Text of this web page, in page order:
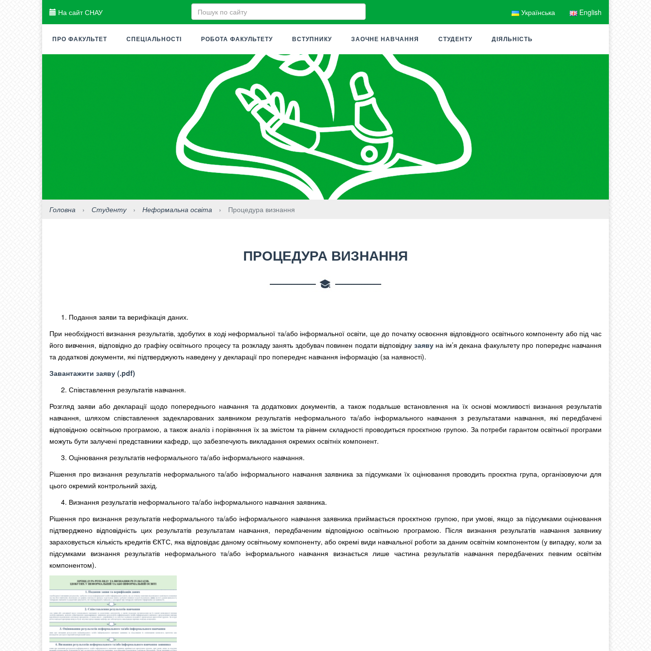
На сайт СНАУ Українська English
ПРО ФАКУЛЬТЕТ СПЕЦІАЛЬНОСТІ РОБОТА ФАКУЛЬТЕТУ ВСТУПНИКУ ЗАОЧНЕ НАВЧАННЯ СТУДЕНТУ ДІЯЛЬНІСТЬ
Головна › Студенту › Неформальна освіта › Процедура визнання
ПРОЦЕДУРА ВИЗНАННЯ
Подання заяви та верифікація даних.
При необхідності визнання результатів, здобутих в ході неформальної та/або інформальної освіти, ще до початку освоєння відповідного освітнього компоненту або під час
його вивчення, відповідно до графіку освітнього процесу та розкладу занять здобувач повинен подати відповідну заявуна ім’я декана факультету про попереднє навчання
та додаткові документи, які підтверджують наведену у декларації про попереднє навчання інформацію (за наявності).
Завантажити заяву (.pdf)
Співставлення результатів навчання.
Розгляд заяви або декларації щодо попереднього навчання та додаткових документів, а також подальше встановлення на їх основі можливості визнання результатів
навчання, шляхом співставлення задекларованих заявником результатів неформального та/або інформального навчання з результатами навчання, які передбачені
відповідною освітньою програмою, а також аналіз і порівняння їх за змістом та рівнем складності проводиться проєктною групою. За потреби гарантом освітньої програми
можуть бути залучені представники кафедр, що забезпечують викладання окремих освітніх компонент.
Оцінювання результатів неформального та/або інформального навчання.
Рішення про визнання результатів неформального та/або інформального навчання заявника за підсумками їх оцінювання проводить проєктна група, організовуючи для
цього окремий контрольний захід.
Визнання результатів неформального та/або інформального навчання заявника.
Рішення про визнання результатів неформального та/або інформального навчання заявника приймається проєктною групою, при умові, якщо за підсумками оцінювання
підтверджено відповідність цих результатів результатам навчання, передбаченим відповідною освітньою програмою. Після визнання результатів навчання заявнику
зараховується кількість кредитів ЄКТС, яка відповідає даному освітньому компоненту, або окремі види навчальної роботи за даним освітнім компонентом (у випадку, коли за
підсумками визнання результатів неформального та/або інформального навчання визнається лише частина результатів навчання передбачених певним освітнім
компонентом).